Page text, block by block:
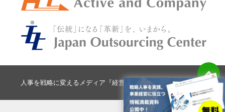
人事を戦略に変えるメディア『経営人。』 All Rights Reserved.